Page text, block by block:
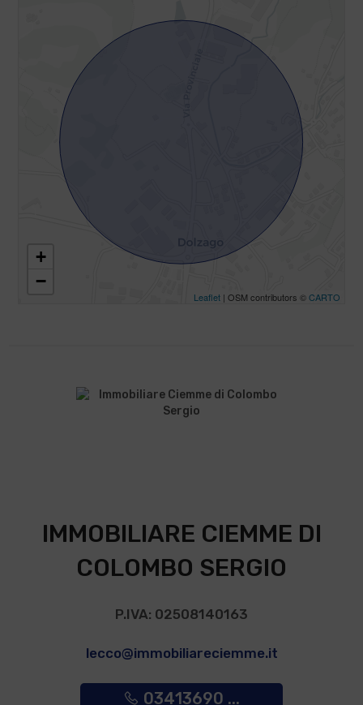
+
−
Leaflet | OSM contributors ©CARTO
IMMOBILIARE CIEMME DI
COLOMBO SERGIO
P.IVA: 02508140163
lecco@immobiliareciemme.it
03413690 ...